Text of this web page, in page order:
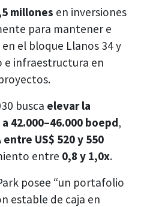
millones en inversiones
para mantener e
el bloque Llanos 34 y
e infraestructura en
busca elevar la
42.000–46.000 boepd,
US$ 520 y 550
entre 0,8 y 1,0x.
posee “un portafolio
estable de caja en